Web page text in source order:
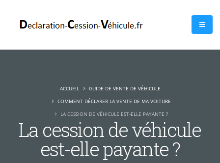
La cession de véhicule
est-elle payante ?
ACCUEIL
GUIDE DE VENTE DE VÉHICULE
COMMENT DÉCLARER LA VENTE DE MA VOITURE
LA CESSION DE VÉHICULE EST-ELLE PAYANTE ?